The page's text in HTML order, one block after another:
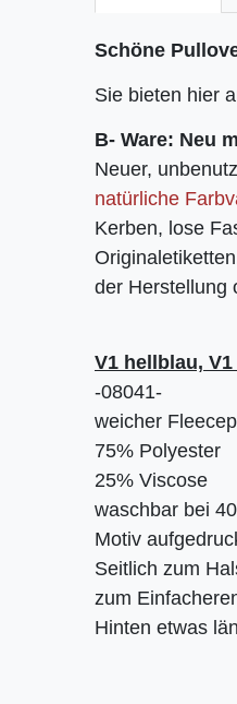
Schöne
Sie bieten hier
B- Ware: Neu
Neuer,
natürliche
Kerben, lose
der Herstellung
V1 hellblau,
-08041-
weicher
75% Polyester
25% Viscose
waschbar bei
Motiv
Seitlich zum
zum
Hinten etwas